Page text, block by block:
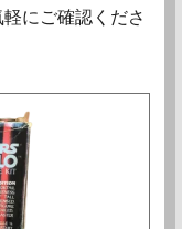
にご確認くださ